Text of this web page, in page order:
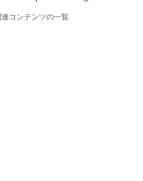
コンテンツの一覧